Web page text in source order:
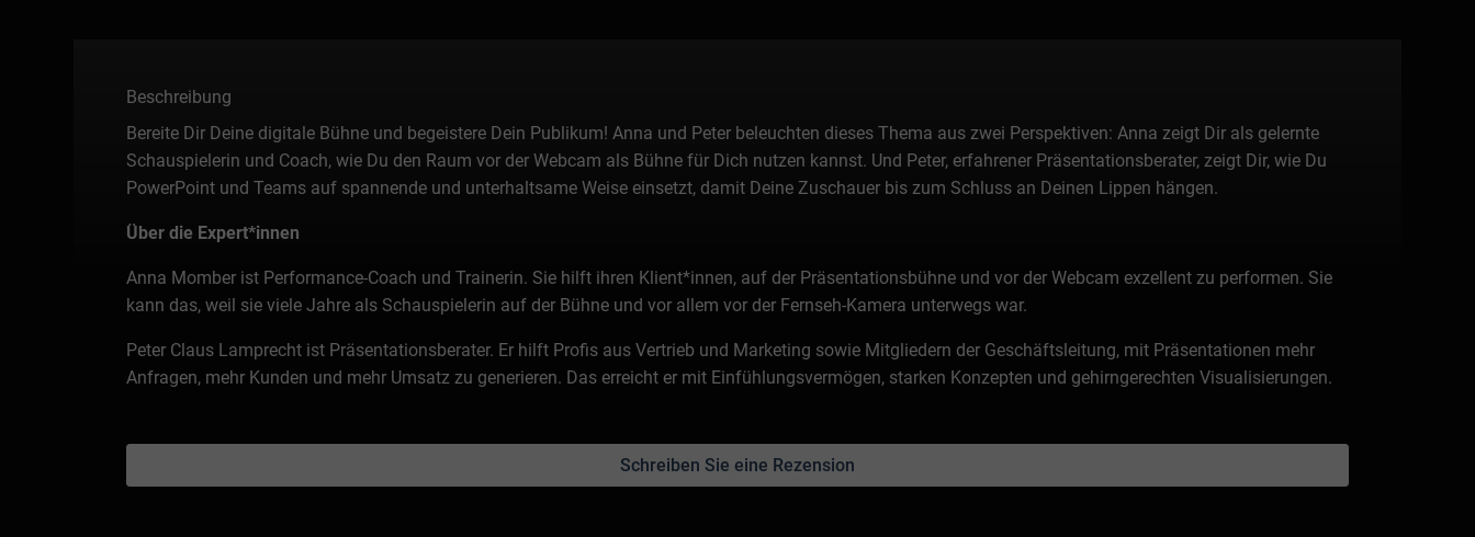
Beschreibung
Bereite Dir Deine digitale Bühne und begeistere Dein Publikum! Anna und Peter beleuchten dieses Thema aus zwei Perspektiven: Anna zeigt Dir als gelernte
Schauspielerin und Coach, wie Du den Raum vor der Webcam als Bühne für Dich nutzen kannst. Und Peter, erfahrener Präsentationsberater, zeigt Dir, wie Du
PowerPoint und Teams auf spannende und unterhaltsame Weise einsetzt, damit Deine Zuschauer bis zum Schluss an Deinen Lippen hängen.
Über die Expert*innen
Anna Momber ist Performance-Coach und Trainerin. Sie hilft ihren Klient*innen, auf der Präsentationsbühne und vor der Webcam exzellent zu performen. Sie
kann das, weil sie viele Jahre als Schauspielerin auf der Bühne und vor allem vor der Fernseh-Kamera unterwegs war.
Peter Claus Lamprecht ist Präsentationsberater. Er hilft Profis aus Vertrieb und Marketing sowie Mitgliedern der Geschäftsleitung, mit Präsentationen mehr
Anfragen, mehr Kunden und mehr Umsatz zu generieren. Das erreicht er mit Einfühlungsvermögen, starken Konzepten und gehirngerechten Visualisierungen.
Schreiben Sie eine Rezension